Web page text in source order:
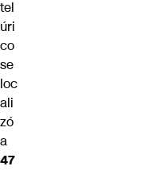
tel
úri
co
se
loc
ali
zó
a
47